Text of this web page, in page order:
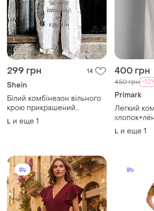
299 грн 14
Shein
Білий комбінезон вільного
крою прикрашений
принтом у вигляді птахів,
що летять, та великого пера
L и еще 1
400 грн
450 грн -
Primark
Легкий
L и еще 1